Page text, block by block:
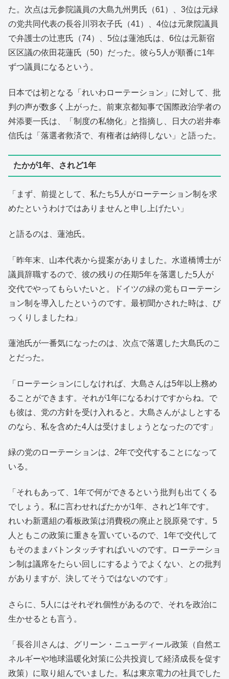
た。次点は元参院議員の大島九州男氏（61）、3位は元緑
の党共同代表の長谷川羽衣子氏（41）、4位は元衆院議員
で弁護士の辻恵氏（74）、5位は蓮池氏は、6位は元新宿
区区議の依田花蓮氏（50）だった。彼ら5人が順番に1年
ずつ議員になるという。
日本では初となる「れいわローテーション」に対して、批
判の声が数多く上がった。前東京都知事で国際政治学者の
舛添要一氏は、「制度の私物化」と指摘し、日大の岩井奉
信氏は「落選者救済で、有権者は納得しない」と語った。
たかが1年、されど1年
「まず、前提として、私たち5人がローテーション制を求
めたというわけではありませんと申し上げたい」
と語るのは、蓮池氏。
「昨年末、山本代表から提案がありました。水道橋博士が
議員辞職するので、彼の残りの任期5年を落選した5人が
交代でやってもらいたいと。ドイツの緑の党もローテーシ
ョン制を導入したというのです。最初聞かされた時は、び
っくりしましたね」
蓮池氏が一番気になったのは、次点で落選した大島氏のこ
とだった。
「ローテーションにしなければ、大島さんは5年以上務め
ることができます。それが1年になるわけですからね。で
も彼は、党の方針を受け入れると。大島さんがよしとする
のなら、私を含めた4人は受けましょうとなったのです」
緑の党のローテーションは、2年で交代することになって
いる。
「それもあって、1年で何ができるという批判も出てくる
でしょう。私に言わせればたかが1年、されど1年です。
れいわ新選組の看板政策は消費税の廃止と脱原発です。5
人ともこの政策に重きを置いているので、1年で交代して
もそのままバトンタッチすればいいのです。ローテーショ
ン制は議席をたらい回しにするようでよくない、との批判
がありますが、決してそうではないのです」
さらに、5人にはそれぞれ個性があるので、それを政治に
生かせるとも言う。
「長谷川さんは、グリーン・ニューディール政策（自然エ
ネルギーや地球温暖化対策に公共投資して経済成長を促す
政策）に取り組んでいました。私は東京電力の社員でした